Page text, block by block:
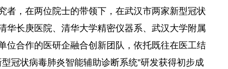
者，在两位院士的带领下，在武汉市两家新型冠状
华长庚医院、清华大学精密仪器系、武汉大学附属
位合作的医研企融合创新团队，依托既往在医工结
冠状病毒肺炎智能辅助诊断系统”研发获得初步成